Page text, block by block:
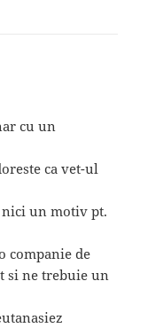
cu un
ca vet-ul
nici un motiv pt.
companie de
si ne trebuie un